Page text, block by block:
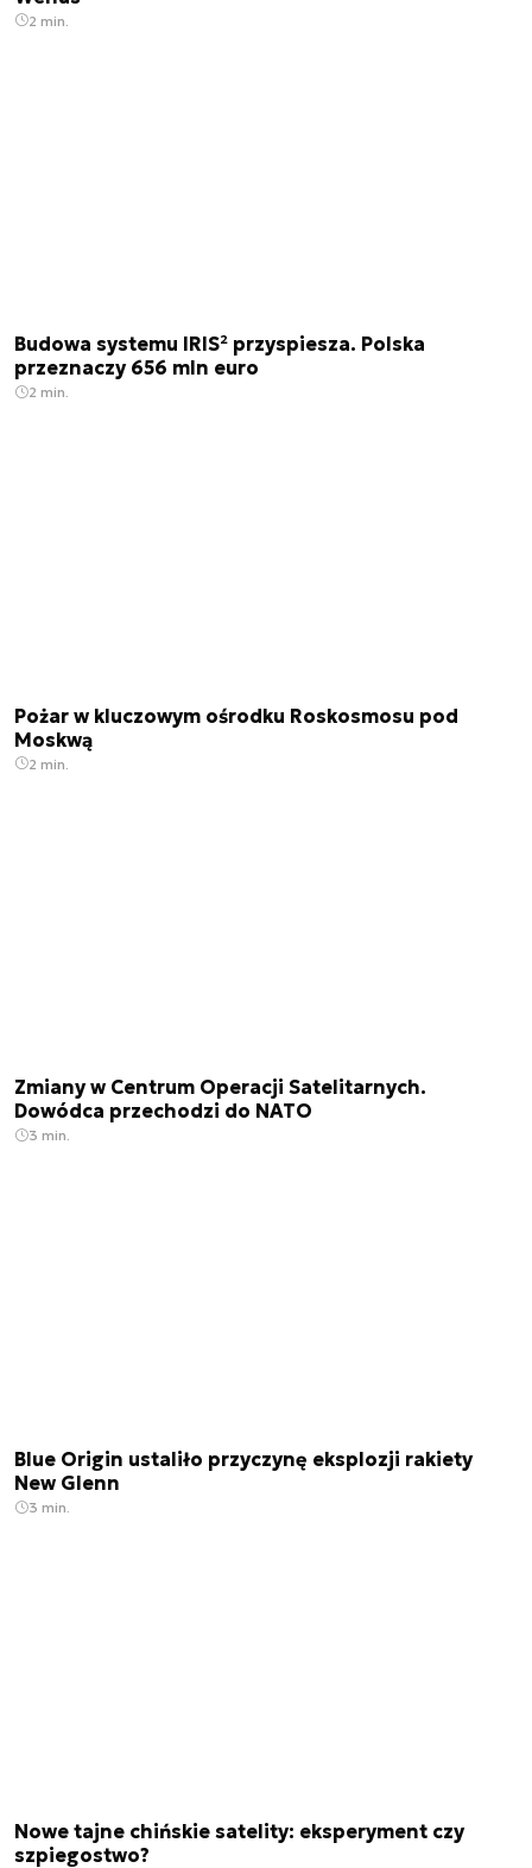
2 min.
Budowa systemu IRIS² przyspiesza. Polska
przeznaczy 656 mln euro
2 min.
Pożar w kluczowym ośrodku Roskosmosu pod
Moskwą
2 min.
Zmiany w Centrum Operacji Satelitarnych.
Dowódca przechodzi do NATO
3 min.
Blue Origin ustaliło przyczynę eksplozji rakiety
New Glenn
3 min.
Nowe tajne chińskie satelity: eksperyment czy
szpiegostwo?